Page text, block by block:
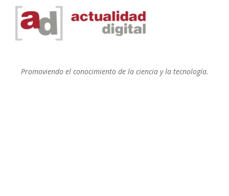
Promoviendo el conocimiento de la ciencia y la tecnología.